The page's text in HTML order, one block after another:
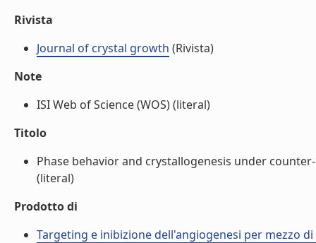
Rivista
Journal of crystal growth (Rivista)
Note
ISI Web of Science (WOS) (literal)
Titolo
Phase behavior and crystallogenesis under
(literal)
Prodotto di
Targeting e inibizione dell'angiogenesi per mezzo di